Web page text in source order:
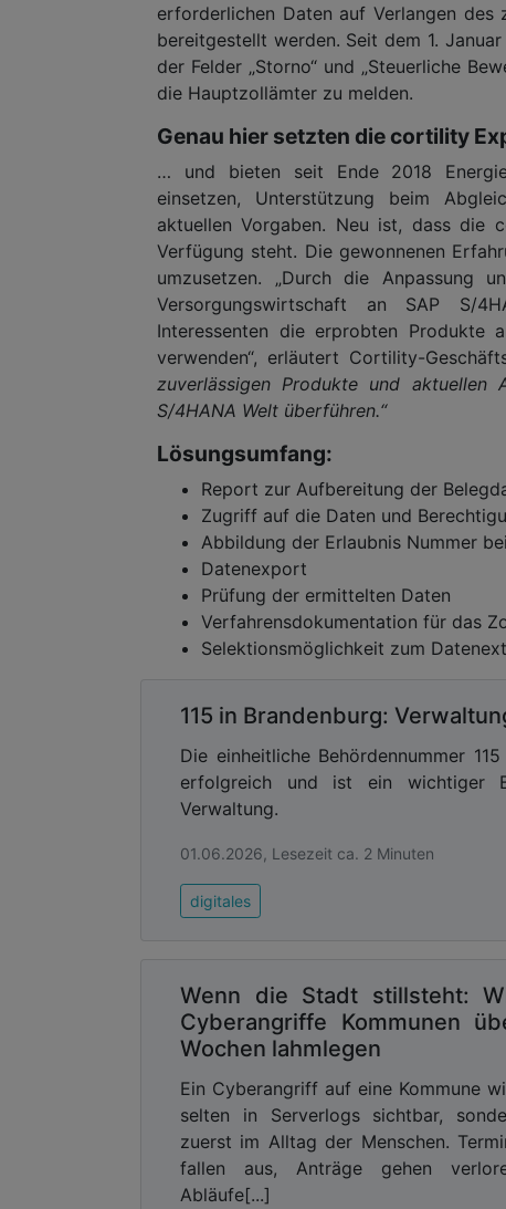
erforderlichen Daten auf Verlangen
bereitgestellt werden. Seit dem 1.
der Felder „Storno“ und „Steuerliche
die Hauptzollämter zu melden.
Genau hier setzten die cortility
… und bieten seit Ende 2018
einsetzen, Unterstützung beim
aktuellen Vorgaben. Neu ist, dass die
Verfügung steht. Die gewonnenen
umzusetzen. „Durch die Anpassung
Versorgungswirtschaft an SAP S/
Interessenten die erprobten Produkte
verwenden“, erläutert Cortility-
zuverlässigen Produkte und
S/4HANA Welt überführen.“
Lösungsumfang:
Report zur Aufbereitung der
Zugriff auf die Daten und
Abbildung der Erlaubnis Nummer
Datenexport
Prüfung der ermittelten Daten
Verfahrensdokumentation für das
Selektionsmöglichkeit zum
115 in Brandenburg:
Die einheitliche Behördennummer
erfolgreich und ist ein wichtiger
Verwaltung.
01.06.2026, Lesezeit ca. 2 Minuten
digitales
Wenn die Stadt stillsteht:
Cyberangriffe Kommunen
Wochen lahmlegen
Ein Cyberangriff auf eine Kommune
selten in Serverlogs sichtbar,
zuerst im Alltag der Menschen.
fallen aus, Anträge gehen
Abläufe[...]